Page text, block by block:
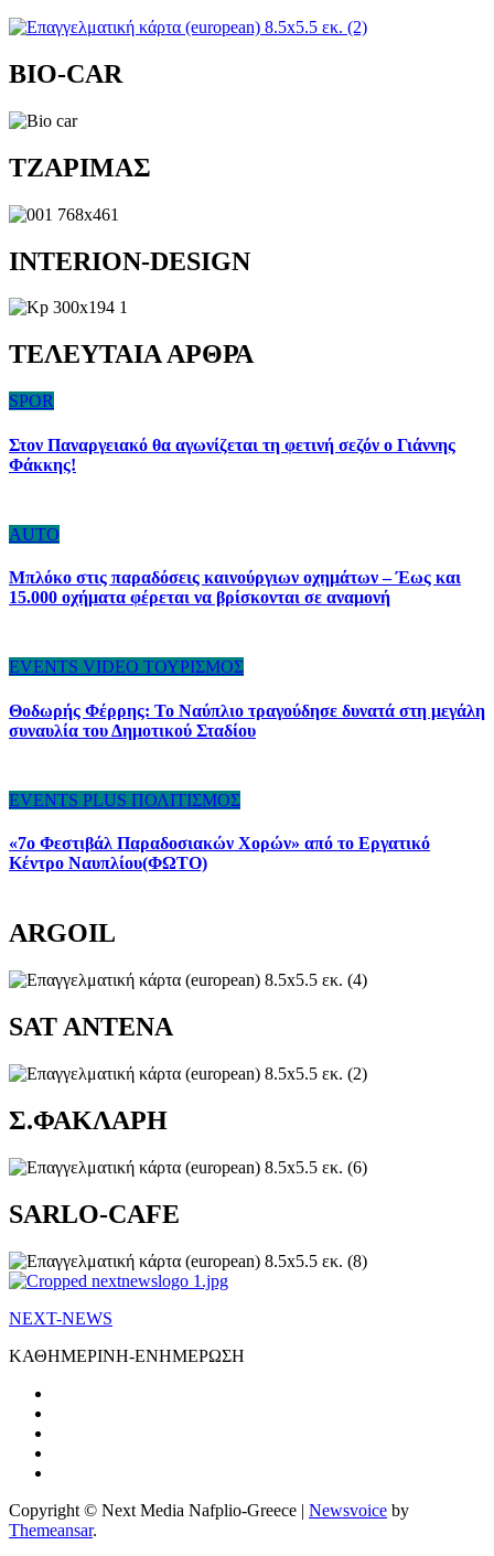
BIO-CAR
TZAΡΙΜΑΣ
INTERION-DESIGN
ΤΕΛΕΥΤΑΙΑ ΑΡΘΡΑ
SPOR
Στον Παναργειακό θα αγωνίζεται τη φετινή σεζόν ο Γιάννης
Φάκκης!
AUTO
Μπλόκο στις παραδόσεις καινούργιων οχημάτων – Έως και
15.000 οχήματα φέρεται να βρίσκονται σε αναμονή
EVENTS VIDEO ΤΟΥΡΙΣΜΟΣ
Θοδωρής Φέρρης: Το Ναύπλιο τραγούδησε δυνατά στη μεγάλη
συναυλία του Δημοτικού Σταδίου
EVENTS PLUS ΠΟΛΙΤΙΣΜΟΣ
«7ο Φεστιβάλ Παραδοσιακών Χορών» από το Εργατικό
Κέντρο Ναυπλίου(ΦΩΤΟ)
ARGOIL
SAT ANTENA
Σ.ΦΑΚΛΑΡΗ
SARLO-CAFE
NEXT-NEWS
ΚΑΘΗΜΕΡΙΝΗ-ΕΝΗΜΕΡΩΣΗ
Copyright © Next Media Nafplio-Greece | Newsvoice by
Themeansar.